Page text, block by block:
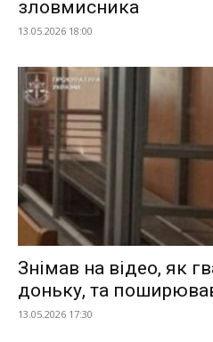
зловмисника
13.05.2026 18:00
Знімав на відео, як
доньку, та поширював
13.05.2026 17:30